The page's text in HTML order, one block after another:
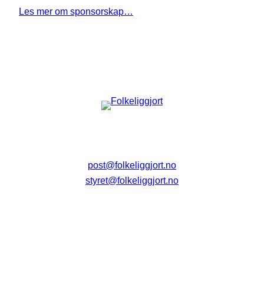
Les mer om sponsorskap…
post@folkeliggjort.no
styret@folkeliggjort.no